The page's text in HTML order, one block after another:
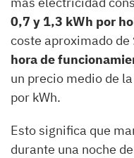
0,7 y 1,3 kWh por
coste aproximado de
hora de
un precio medio de
por kWh.
Esto significa que
durante una noche